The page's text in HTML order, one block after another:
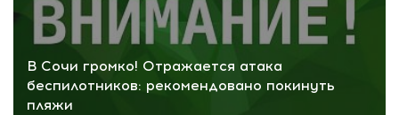
В Сочи громко! Отражается атака
беспилотников: рекомендовано покинуть
пляжи